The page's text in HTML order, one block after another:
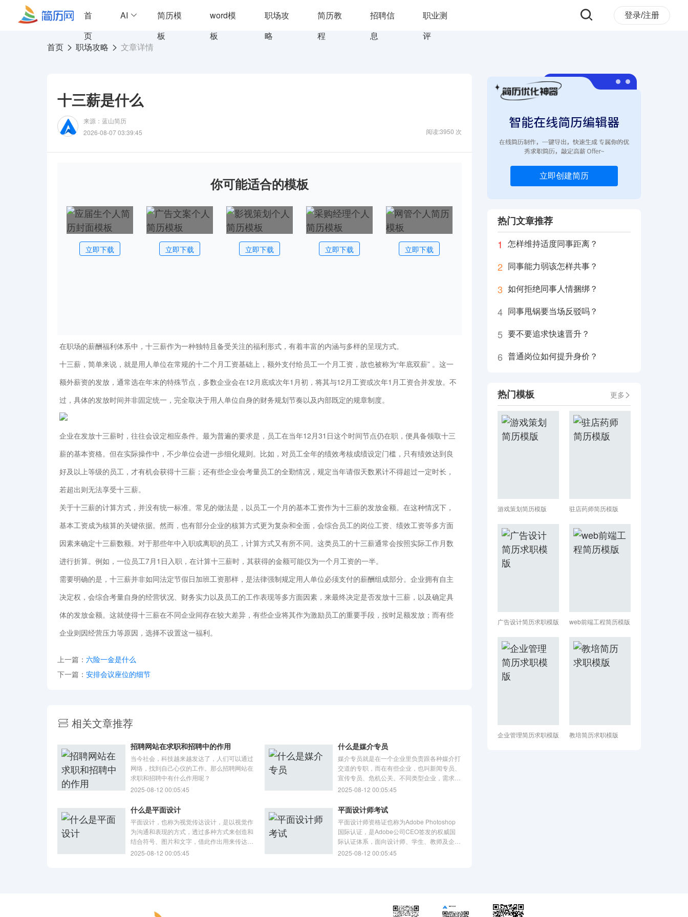
首
页
AI
简历模
板
word模
板
职场攻
略
简历教
程
招聘信
息
职业测
评
登录/注册
首页 职场攻略 文章详情
十三薪是什么
来源：蓝山简历
2026-08-07 03:39:45
阅读:3950 次
你可能适合的模板
立即下载 立即下载 立即下载 立即下载 立即下载
在职场的薪酬福利体系中，十三薪作为一种独特且备受关注的福利形式，有着丰富的内涵与多样的呈现方式。
十三薪，简单来说，就是用人单位在常规的十二个月工资基础上，额外支付给员工一个月工资，故也被称为“年底双薪” 。这一
额外薪资的发放，通常选在年末的特殊节点，多数企业会在12月底或次年1月初，将其与12月工资或次年1月工资合并发放。不
过，具体的发放时间并非固定统一，完全取决于用人单位自身的财务规划节奏以及内部既定的规章制度。
企业在发放十三薪时，往往会设定相应条件。最为普遍的要求是，员工在当年12月31日这个时间节点仍在职，便具备领取十三
薪的基本资格。但在实际操作中，不少单位会进一步细化规则。比如，对员工全年的绩效考核成绩设定门槛，只有绩效达到良
好及以上等级的员工，才有机会获得十三薪；还有些企业会考量员工的全勤情况，规定当年请假天数累计不得超过一定时长，
若超出则无法享受十三薪。
关于十三薪的计算方式，并没有统一标准。常见的做法是，以员工一个月的基本工资作为十三薪的发放金额。在这种情况下，
基本工资成为核算的关键依据。然而，也有部分企业的核算方式更为复杂和全面，会综合员工的岗位工资、绩效工资等多方面
因素来确定十三薪数额。对于那些年中入职或离职的员工，计算方式又有所不同。这类员工的十三薪通常会按照实际工作月数
进行折算。例如，一位员工7月1日入职，在计算十三薪时，其获得的金额可能仅为一个月工资的一半。
需要明确的是，十三薪并非如同法定节假日加班工资那样，是法律强制规定用人单位必须支付的薪酬组成部分。企业拥有自主
决定权，会综合考量自身的经营状况、财务实力以及员工的工作表现等多方面因素，来最终决定是否发放十三薪，以及确定具
体的发放金额。这就使得十三薪在不同企业间存在较大差异，有些企业将其作为激励员工的重要手段，按时足额发放；而有些
企业则因经营压力等原因，选择不设置这一福利。
上一篇： 六险一金是什么
下一篇： 安排会议座位的细节
相关文章推荐
招聘网站在求职和招聘中的作用
当今社会，科技越来越发达了，人们可以通过
网络，找到自己心仪的工作。那么招聘网站在
求职和招聘中有什么作用呢？
2025-08-12 00:05:45
什么是媒介专员
媒介专员就是在一个企业里负责跟各种媒介打
交道的专职，而在有些企业，也叫新闻专员、
宣传专员、危机公关。不同类型企业，需求不
一样。下面是媒介专员的介绍，如果你想竞争
2025-08-12 00:05:45
什么是平面设计
平面设计，也称为视觉传达设计，是以视觉作
为沟通和表现的方式，透过多种方式来创造和
结合符号、图片和文字，借此作出用来传达想
法或讯息的视觉表现。如果你对平面设计这个
2025-08-12 00:05:45
平面设计师考试
平面设计师资格证也称为Adobe Photoshop
国际认证，是Adobe公司CEO签发的权威国
际认证体系，面向设计师、学生、教师及企业
技能岗位的国际认证及培训体系。下面我们一
2025-08-12 00:05:45
立即创建简历
热门文章推荐
1 怎样维持适度同事距离？
2 同事能力弱该怎样共事？
3 如何拒绝同事人情捆绑？
4 同事甩锅要当场反驳吗？
5 要不要追求快速晋升？
6 普通岗位如何提升身价？
热门模板 更多
游戏策划简历模版 驻店药师简历模版
广告设计简历求职模版 web前端工程简历模版
企业管理简历求职模版 教培简历求职模版